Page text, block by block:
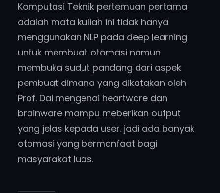
Komputasi Teknik pertemuan pertama
adalah mata kuliah ini tidak hanya
menggunakan NLP pada deep learning
untuk membuat otomasi namun
membuka sudut pandang dari aspek
pembuat dimana yang dikatakan oleh
Prof. Dai mengenai heartware dan
brainware mampu meberikan output
yang jelas kepada user. jadi ada banyak
otomasi yang bermanfaat bagi
masyarakat luas.